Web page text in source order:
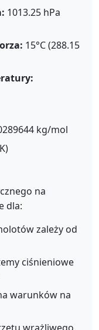
1013.25 hPa
15°C (288.15
kg/mol
na
dla:
zależy od
ciśnieniowe
warunków na